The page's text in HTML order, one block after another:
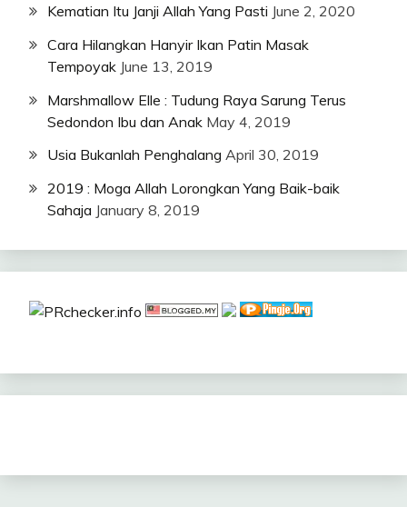
Kematian Itu Janji Allah Yang Pasti June 2, 2020
Cara Hilangkan Hanyir Ikan Patin Masak
Tempoyak June 13, 2019
Marshmallow Elle : Tudung Raya Sarung Terus
Sedondon Ibu dan Anak May 4, 2019
Usia Bukanlah Penghalang April 30, 2019
2019 : Moga Allah Lorongkan Yang Baik-baik
Sahaja January 8, 2019